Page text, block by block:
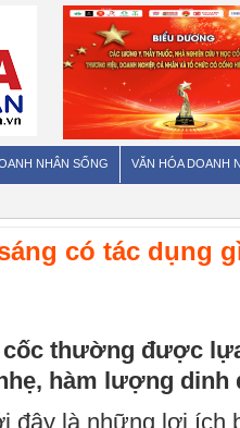
NHÂN SỐNG VĂN HÓA DOANH
có tác dụng
cốc thường được
hàm lượng dinh
đây là những lợi ích